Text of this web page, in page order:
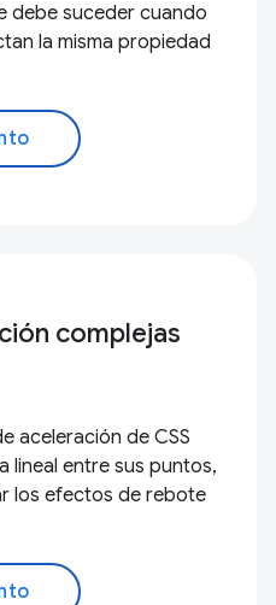
debe suceder cuando
la misma propiedad
complejas
aceleración de CSS
lineal entre sus puntos,
los efectos de rebote